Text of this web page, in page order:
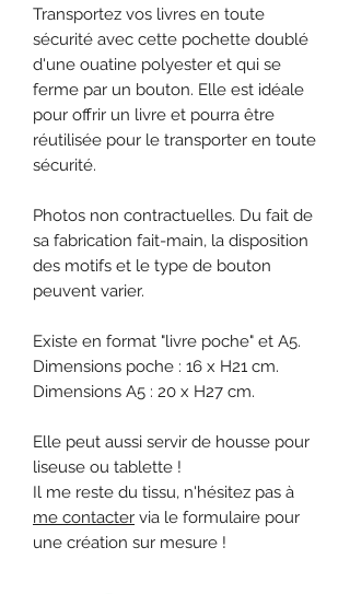
Transportez vos livres en toute
sécurité avec cette pochette doublé
d'une ouatine polyester et qui se
ferme par un bouton. Elle est idéale
pour offrir un livre et pourra être
réutilisée pour le transporter en toute
sécurité.
Photos non contractuelles. Du fait de
sa fabrication fait-main, la disposition
des motifs et le type de bouton
peuvent varier.
Existe en format "livre poche" et A5.
Dimensions poche : 16 x H21 cm.
Dimensions A5 : 20 x H27 cm.
Elle peut aussi servir de housse pour
liseuse ou tablette !
Il me reste du tissu, n'hésitez pas à
me contacter via le formulaire pour
une création sur mesure !